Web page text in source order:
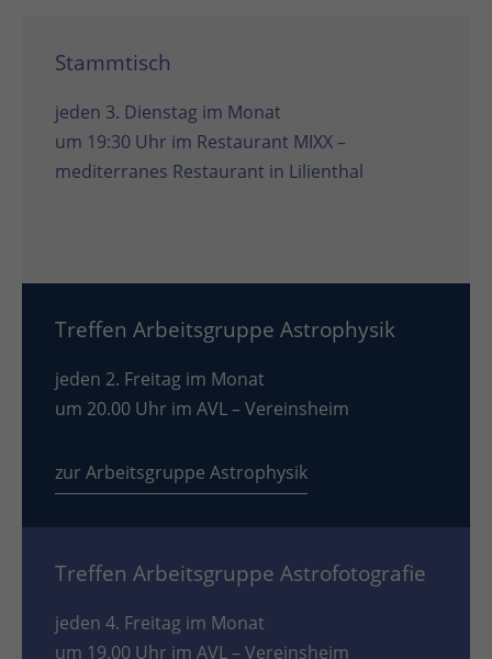
Stammtisch
jeden 3. Dienstag im Monat
um 19:30 Uhr im Restaurant MIXX –
mediterranes Restaurant in Lilienthal
Treffen Arbeitsgruppe Astrophysik
jeden 2. Freitag im Monat
um 20.00 Uhr im AVL – Vereinsheim
zur Arbeitsgruppe Astrophysik
Treffen Arbeitsgruppe Astrofotografie
jeden 4. Freitag im Monat
um 19.00 Uhr im AVL – Vereinsheim